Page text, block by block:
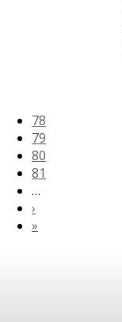
78
79
80
81
…
›
»